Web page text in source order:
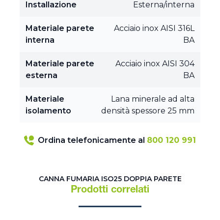
Installazione Esterna/interna
Materiale parete
interna
Acciaio inox AISI 316L
BA
Materiale parete
esterna
Acciaio inox AISI 304
BA
Materiale
isolamento
Lana minerale ad alta
densità spessore 25 mm
Ordina telefonicamente al 800 120 991
CANNA FUMARIA ISO25 DOPPIA PARETE
Prodotti correlati